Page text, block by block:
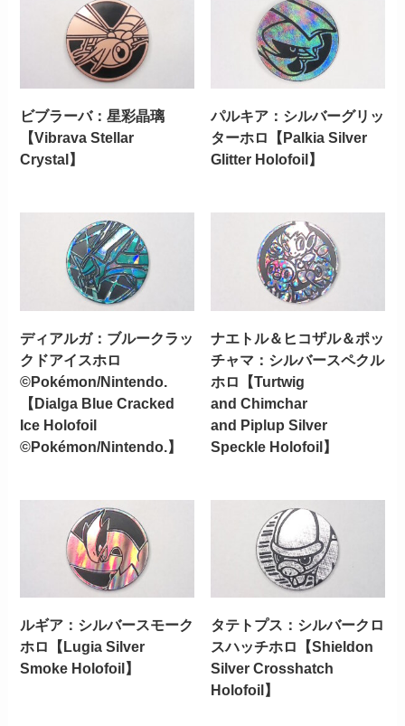
ビブラーバ：星彩晶璃
【Vibrava Stellar
Crystal】
パルキア：シルバーグリッ
ターホロ【Palkia Silver
Glitter Holofoil】
ディアルガ：ブルークラッ
クドアイスホロ
©Pokémon/Nintendo.
【Dialga Blue Cracked
Ice Holofoil
©Pokémon/Nintendo.】
ナエトル＆ヒコザル＆ポッ
チャマ：シルバースペクル
ホロ【Turtwig
and Chimchar
and Piplup Silver
Speckle Holofoil】
ルギア：シルバースモーク
ホロ【Lugia Silver
Smoke Holofoil】
タテトプス：シルバークロ
スハッチホロ【Shieldon
Silver Crosshatch
Holofoil】